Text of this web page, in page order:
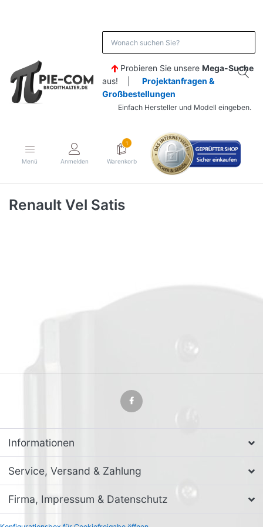
Probieren Sie unsere Mega-Suche
aus! | Projektanfragen &
Großbestellungen
Einfach Hersteller und Modell eingeben.
Menü Anmelden
1
Warenkorb
Renault Vel Satis
Informationen
Service, Versand & Zahlung
Firma, Impressum & Datenschutz